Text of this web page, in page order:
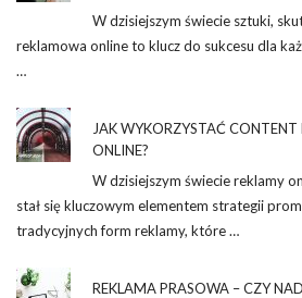
W dzisiejszym świecie sztuki,
reklamowa online to klucz do sukcesu dla
…
JAK WYKORZYSTAĆ
ONLINE?
W dzisiejszym świecie reklamy
stał się kluczowym elementem strategii
tradycyjnych form reklamy, które …
REKLAMA PRASOWA – CZY